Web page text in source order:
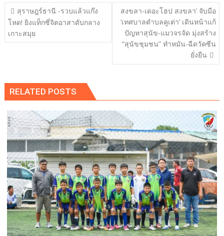
แนะแนว
เรื่อง
สุราษฎร์ธานี -รวบแล้วแก๊ง
โหด! ยิงแท็กซี่จิตอาสาดับกลาง
เกาะสมุย
สงขลา-เดอะโฮป สงขลา’ จับมือ
‘เทศบาลตำบลคูเต่า’ เดินหน้าแก้
ปัญหาสุนัข-แมวจรจัด มุ่งสร้าง
“สุนัขชุมชน” ทำหมัน-ฉีดวัคซีน
ยั่งยืน
RELATED POSTS